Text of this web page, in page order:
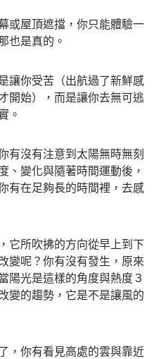
或屋頂遮擋，你只能體驗一
也是真的。
讓你受苦（出航過了新鮮感
開始），而是讓你去無可逃
。
有沒有注意到太陽無時無刻
、變化與隨著時間運動後，
有在足夠長的時間裡，去感
它所吹拂的方向從早上到下
變呢？你有沒有發生，原來
陽光是這樣的角度與熱度３
變的趨勢，它是不是讓風的
，你有看見高處的雲與靠近